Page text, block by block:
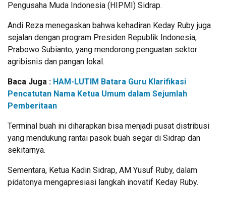
Pengusaha Muda Indonesia (HIPMI) Sidrap.
Andi Reza menegaskan bahwa kehadiran Keday Ruby juga
sejalan dengan program Presiden Republik Indonesia,
Prabowo Subianto, yang mendorong penguatan sektor
agribisnis dan pangan lokal.
Baca Juga : HAM-LUTIM Batara Guru Klarifikasi
Pencatutan Nama Ketua Umum dalam Sejumlah
Pemberitaan
Terminal buah ini diharapkan bisa menjadi pusat distribusi
yang mendukung rantai pasok buah segar di Sidrap dan
sekitarnya.
Sementara, Ketua Kadin Sidrap, AM Yusuf Ruby, dalam
pidatonya mengapresiasi langkah inovatif Keday Ruby.